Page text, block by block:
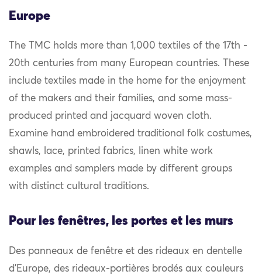
Europe
The TMC holds more than 1,000 textiles of the 17th -
20th centuries from many European countries. These
include textiles made in the home for the enjoyment
of the makers and their families, and some mass-
produced printed and jacquard woven cloth.
Examine hand embroidered traditional folk costumes,
shawls, lace, printed fabrics, linen white work
examples and samplers made by different groups
with distinct cultural traditions.
Pour les fenêtres, les portes et les murs
Des panneaux de fenêtre et des rideaux en dentelle
d’Europe, des rideaux-portières brodés aux couleurs